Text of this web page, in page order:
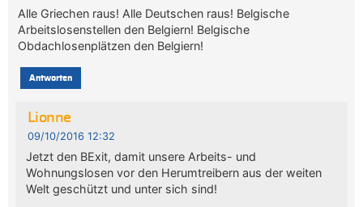
Alle Griechen raus! Alle Deutschen raus! Belgische
Arbeitslosenstellen den Belgiern! Belgische
Obdachlosenplätzen den Belgiern!
Antworten
Lionne
09/10/2016 12:32
Jetzt den BExit, damit unsere Arbeits- und
Wohnungslosen vor den Herumtreibern aus der weiten
Welt geschützt und unter sich sind!